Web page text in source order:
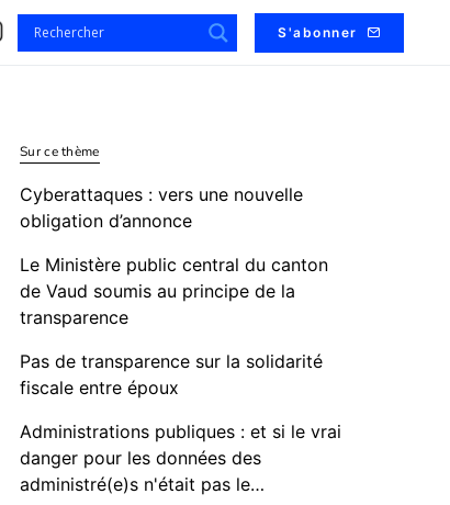
S'abonner
Sur ce thème
Cyberattaques : vers une nouvelle
obligation d’annonce
Le Ministère public central du canton
de Vaud soumis au principe de la
transparence
Pas de transparence sur la solidarité
fiscale entre époux
Administrations publiques : et si le vrai
danger pour les données des
administré(e)s n'était pas le…